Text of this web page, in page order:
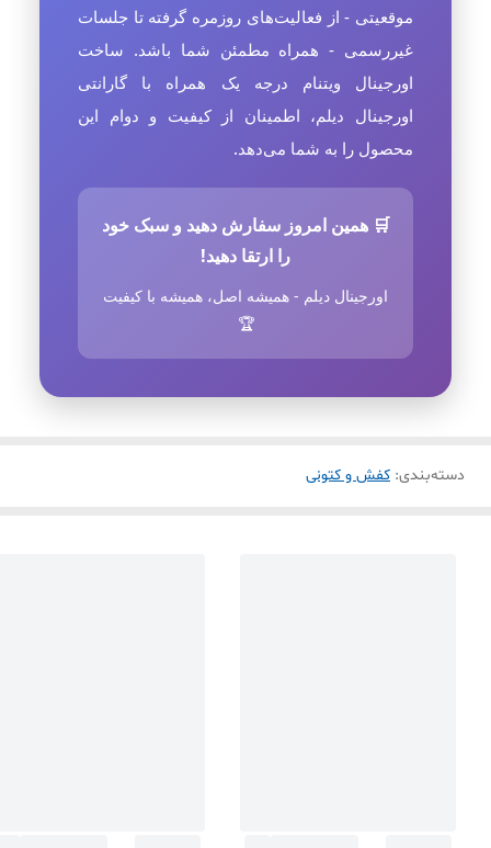
موقعیتی - از فعالیت‌های روزمره گرفته تا جلسات
غیررسمی - همراه مطمئن شما باشد. ساخت
اورجینال ویتنام درجه یک همراه با گارانتی
اورجینال دیلم، اطمینان از کیفیت و دوام این
محصول را به شما می‌دهد.
🛒 همین امروز سفارش دهید و سبک خود
را ارتقا دهید!
اورجینال دیلم - همیشه اصل، همیشه با کیفیت
🏆
دسته‌بندی: کفش و کتونی